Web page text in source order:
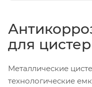
для
Металлические
технологические